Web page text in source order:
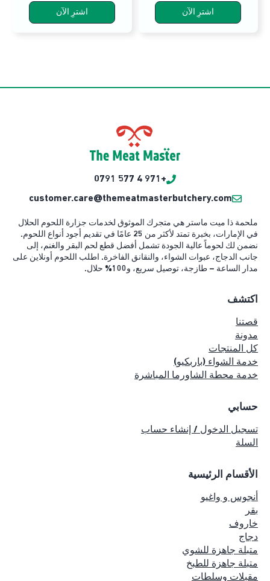
اشترِ الآن اشترِ الآن
+971 4 577 0791
customer.care@themeatmasterbutchery.com
ملحمة ذا ميت ماستر هي متجرك الموثوق لخدمات جزارة اللحوم الحلال
في الإمارات، بخبرة تمتد لأكثر من 25 عامًا في تقديم أجود أنواع اللحوم.
نضمن لك لحوماً عالية الجودة تشمل أفضل قطع لحم البقر والغنم، إلى
جانب الدجاج، عبوات الشواء، والنقانق الفاخرة. اطلب اللحوم أونلاين على
مدار الساعة – طازجة، توصيل سريع، و100% حلال.
اكتشف
قصتنا
مدونة
كل المنتجات
خدمة الشواء (باربكيو)
خدمة محطة الشاورما المباشرة
حسابي
تسجيل الدخول / إنشاء حساب
السلة
الأقسام الرئيسية
أنجوس و واغيو
بقر
خاروف
دجاج
متبلة جاهزة للشوي
متبلة جاهزة للطبخ
مقبلات وسلطات